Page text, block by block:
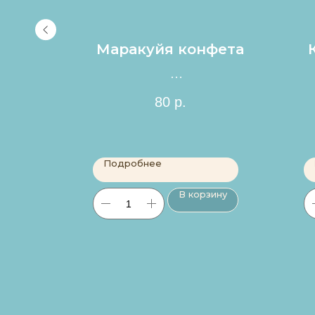
Маракуйя конфета
80 р.
Подробнее
В корзину